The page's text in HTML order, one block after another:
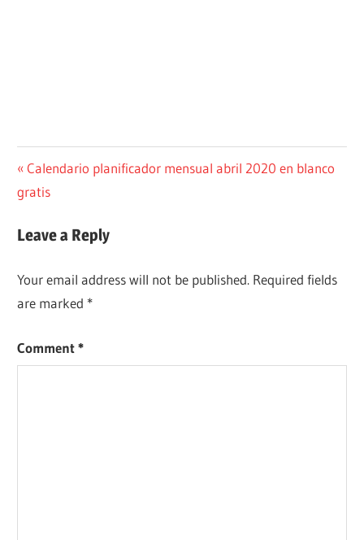
Post
navigation
Previous
Post:
Calendario planificador mensual abril 2020 en blanco
gratis
Leave a Reply
Your email address will not be published. Required fields
are marked *
Comment*